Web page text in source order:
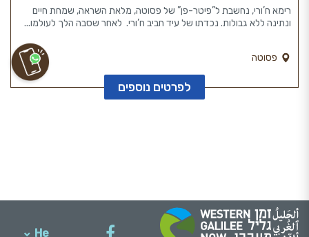
רימא ח’ורי, נחשבת ל”פיטר-פן” של פסוטה, מלאת השראה, שמחת חיים
ונתינה ללא גבולות. נכדתו של עיד חביב ח’ורי. לאחר שסבה הלך לעולמו...
פסוטה
לפרטים נוספים
He